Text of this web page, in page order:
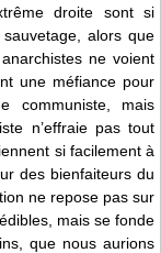
droite sont si
alors que
ne voient
une méfiance pour
communiste, mais
n’effraie pas tout
si facilement à
des bienfaiteurs du
ne repose pas sur
mais se fonde
que nous aurions